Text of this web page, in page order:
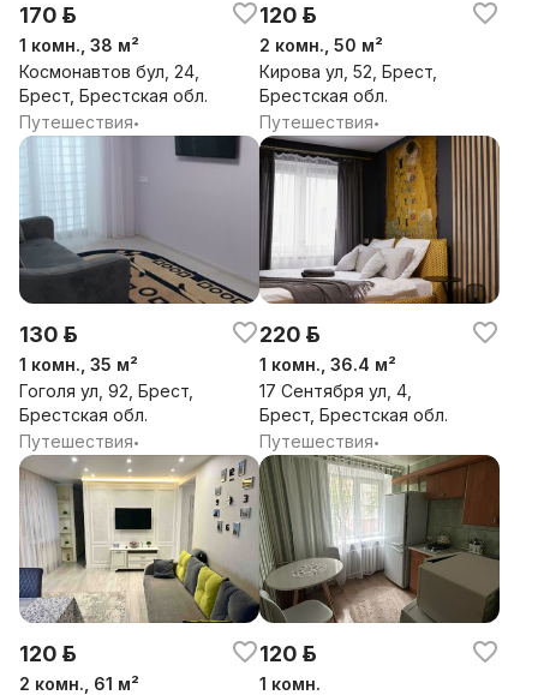
170 р.
1 комн., 38 м²
Космонавтов бул, 24,
Брест, Брестская обл.
Путешествия•
120 р.
2 комн., 50 м²
Кирова ул, 52, Брест,
Брестская обл.
Путешествия•
130 р.
1 комн., 35 м²
Гоголя ул, 92, Брест,
Брестская обл.
Путешествия•
220 р.
1 комн., 36.4 м²
17 Сентября ул, 4,
Брест, Брестская обл.
Путешествия•
120 р.
2 комн., 61 м²
120 р.
1 комн.